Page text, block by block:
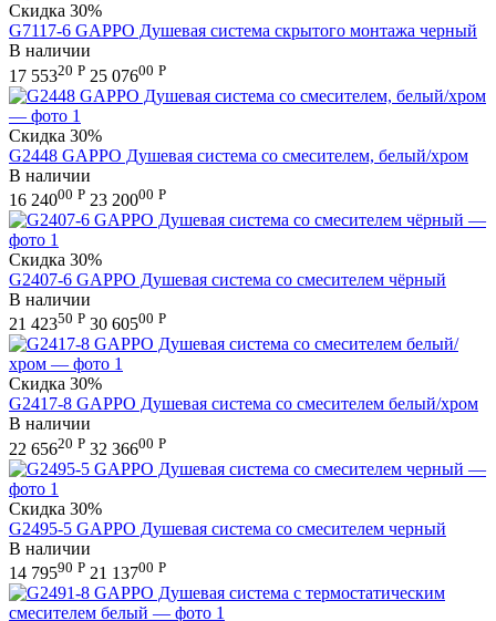
Скидка 30%
G7117-6 GAPPO Душевая система скрытого монтажа черный
В наличии
17 55320 Р 25 07600 Р
Скидка 30%
G2448 GAPPO Душевая система со смесителем, белый/хром
В наличии
16 24000 Р 23 20000 Р
Скидка 30%
G2407-6 GAPPO Душевая система со смесителем чёрный
В наличии
21 42350 Р 30 60500 Р
Скидка 30%
G2417-8 GAPPO Душевая система со смесителем белый/хром
В наличии
22 65620 Р 32 36600 Р
Скидка 30%
G2495-5 GAPPO Душевая система со смесителем черный
В наличии
14 79590 Р 21 13700 Р